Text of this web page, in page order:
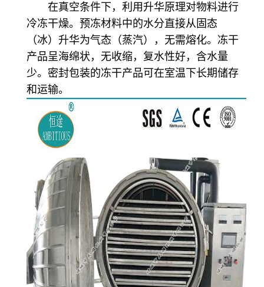
在真空条件下，利用升华原理对物料进行
冷冻干燥。预冻材料中的水分直接从固态
（冰）升华为气态（蒸汽），无需熔化。冻干
产品呈海绵状，无收缩，复水性好，含水量
少。密封包装的冻干产品可在室温下长期储存
和运输。